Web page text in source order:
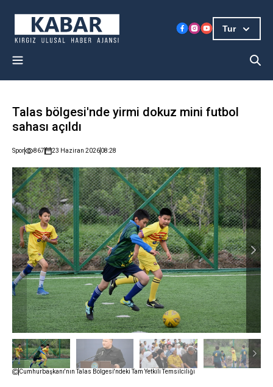
Tur
Talas bölgesi'nde yirmi dokuz mini futbol
sahası açıldı
Spor 867 23 Haziran 202608:28
Cumhurbaşkanı'nın Talas Bölgesi'ndeki Tam Yetkili Temsilciliği